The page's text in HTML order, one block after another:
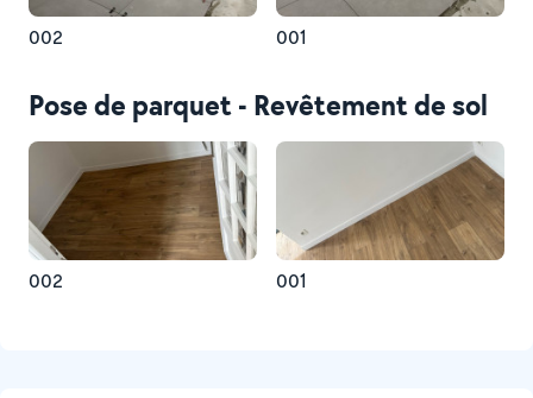
002 001
Pose de parquet - Revêtement de sol
002 001